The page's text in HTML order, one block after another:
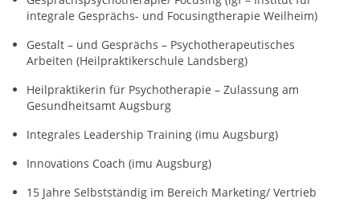
integrale Gesprächs- und Focusingtherapie Weilheim)
Gestalt – und Gesprächs – Psychotherapeutisches
Arbeiten (Heilpraktikerschule Landsberg)
Heilpraktikerin für Psychotherapie – Zulassung am
Gesundheitsamt Augsburg
Integrales Leadership Training (imu Augsburg)
Innovations Coach (imu Augsburg)
15 Jahre Selbstständig im Bereich Marketing/ Vertrieb